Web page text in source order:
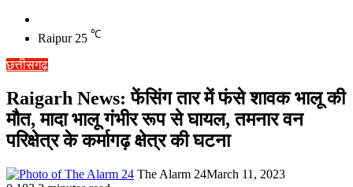
skin
Raipur 25 ℃
छत्तीसगढ़
Raigarh News: फेंसिंग तार में फंसे शावक भालू की
मौत, मादा भालू गंभीर रूप से घायल, तमनार वन
परिक्षेत्र के कर्मागढ़ क्षेत्र की घटना
The Alarm 24March 11, 2023